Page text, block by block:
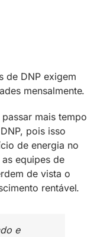
de DNP exigem
mensalmente.
mais tempo
pois isso
de energia no
equipes de
de vista o
rentável.
e